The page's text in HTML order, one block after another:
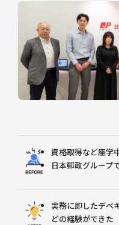
資格取得など座学
日本郵政グループ
実務に即したデベ
どの経験ができた